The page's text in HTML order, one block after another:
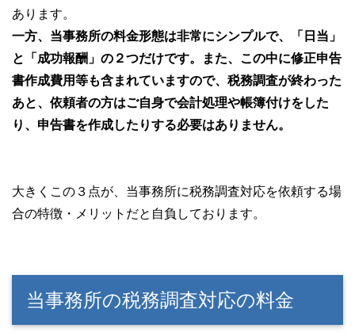
あります。
一方、当事務所の料金形態は非常にシンプルで、「日当」
と「成功報酬」の２つだけです。また、この中に修正申告
書作成費用等も含まれていますので、税務調査が終わった
あと、依頼者の方はご自身で会計処理や帳簿付けをした
り、申告書を作成したりする必要はありません。
大きくこの３点が、当事務所に税務調査対応を依頼する場
合の特徴・メリットだと自負しております。
当事務所の税務調査対応の料金